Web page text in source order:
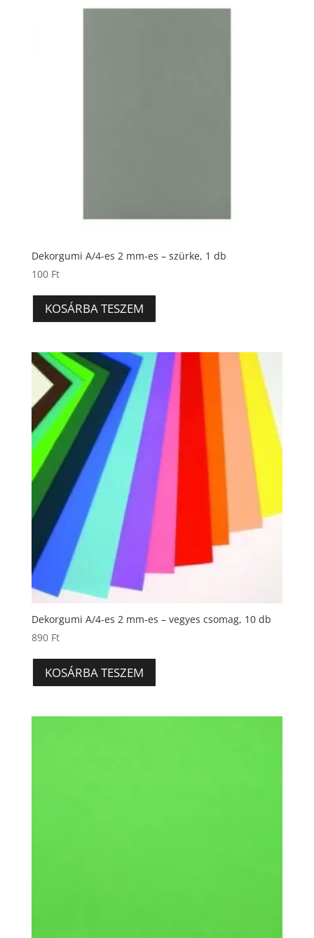
Dekorgumi A/4-es 2 mm-es – szürke, 1 db
100 Ft
KOSÁRBA TESZEM
Dekorgumi A/4-es 2 mm-es – vegyes csomag, 10 db
890 Ft
KOSÁRBA TESZEM